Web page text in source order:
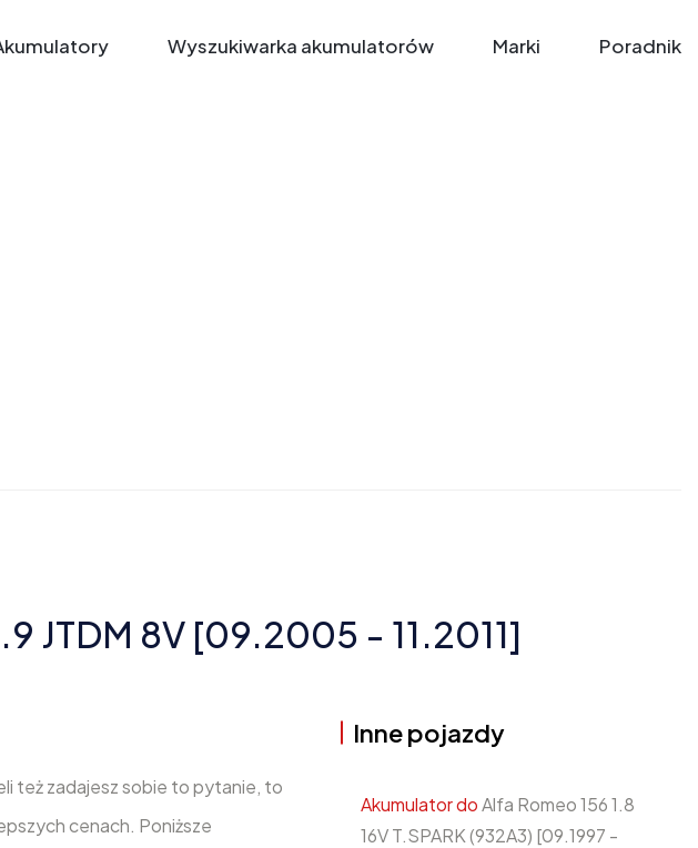
Wyszukiwarka akumulatorów Marki Poradnik
JTDM 8V [09.2005 - 11.2011]
też zadajesz sobie to pytanie, to
cenach. Poniższe
Inne pojazdy
Akumulator doAlfa Romeo 156 1.8
16V T.SPARK (932A3) [09.1997 -